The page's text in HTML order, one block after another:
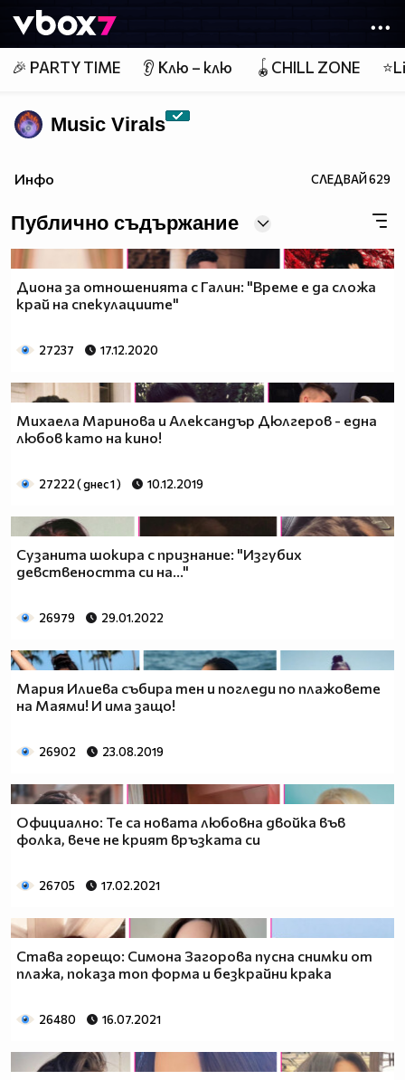
👾
🎉 PARTY TIME 👂 Клю – клю 🪀CHILL ZONE
Music Virals
Инфо СЛЕДВАЙ629
Публично съдържание
Диона за отношенията с Галин: "Време е да сложа
край на спекулациите"
27237 17.12.2020
Михаела Маринова и Александър Дюлгеров - една
любов като на кино!
27222 ( днес 1 ) 10.12.2019
Сузанита шокира с признание: "Изгубих
девствеността си на..."
26979 29.01.2022
Мария Илиева събира тен и погледи по плажовете
на Маями! И има защо!
26902 23.08.2019
Официално: Те са новата любовна двойка във
фолка, вече не крият връзката си
26705 17.02.2021
Става горещо: Симона Загорова пусна снимки от
плажа, показа топ форма и безкрайни крака
26480 16.07.2021